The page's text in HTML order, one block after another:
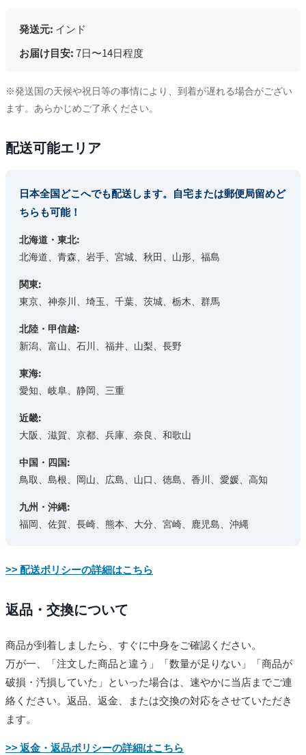
発送元: インド
お届け目安:7日〜14日程度
※発送国の天候や祝日等の事情により、到着が遅れる場合がござい
ます。あらかじめご了承ください。
配送可能エリア
日本全国どこへでも配送します。自宅または郵便局留めど
ちらも可能！
北海道・東北:
北海道、青森、岩手、宮城、秋田、山形、福島
関東:
東京、神奈川、埼玉、千葉、茨城、栃木、群馬
北陸・甲信越:
新潟、富山、石川、福井、山梨、長野
東海:
愛知、岐阜、静岡、三重
近畿:
大阪、滋賀、京都、兵庫、奈良、和歌山
中国・四国:
鳥取、島根、岡山、広島、山口、徳島、香川、愛媛、高知
九州・沖縄:
福岡、佐賀、長崎、熊本、大分、宮崎、鹿児島、沖縄
>> 配送ポリシーの詳細はこちら
返品・交換について
商品が到着しましたら、すぐに中身をご確認ください。
万が一、「注文した商品と違う」「数量が足りない」「商品が
破損・汚損していた」といった場合は、速やかに当店までご連
絡ください。返品、返金、または交換の対応をさせていただき
ます。
>> 返金・返品ポリシーの詳細はこちら